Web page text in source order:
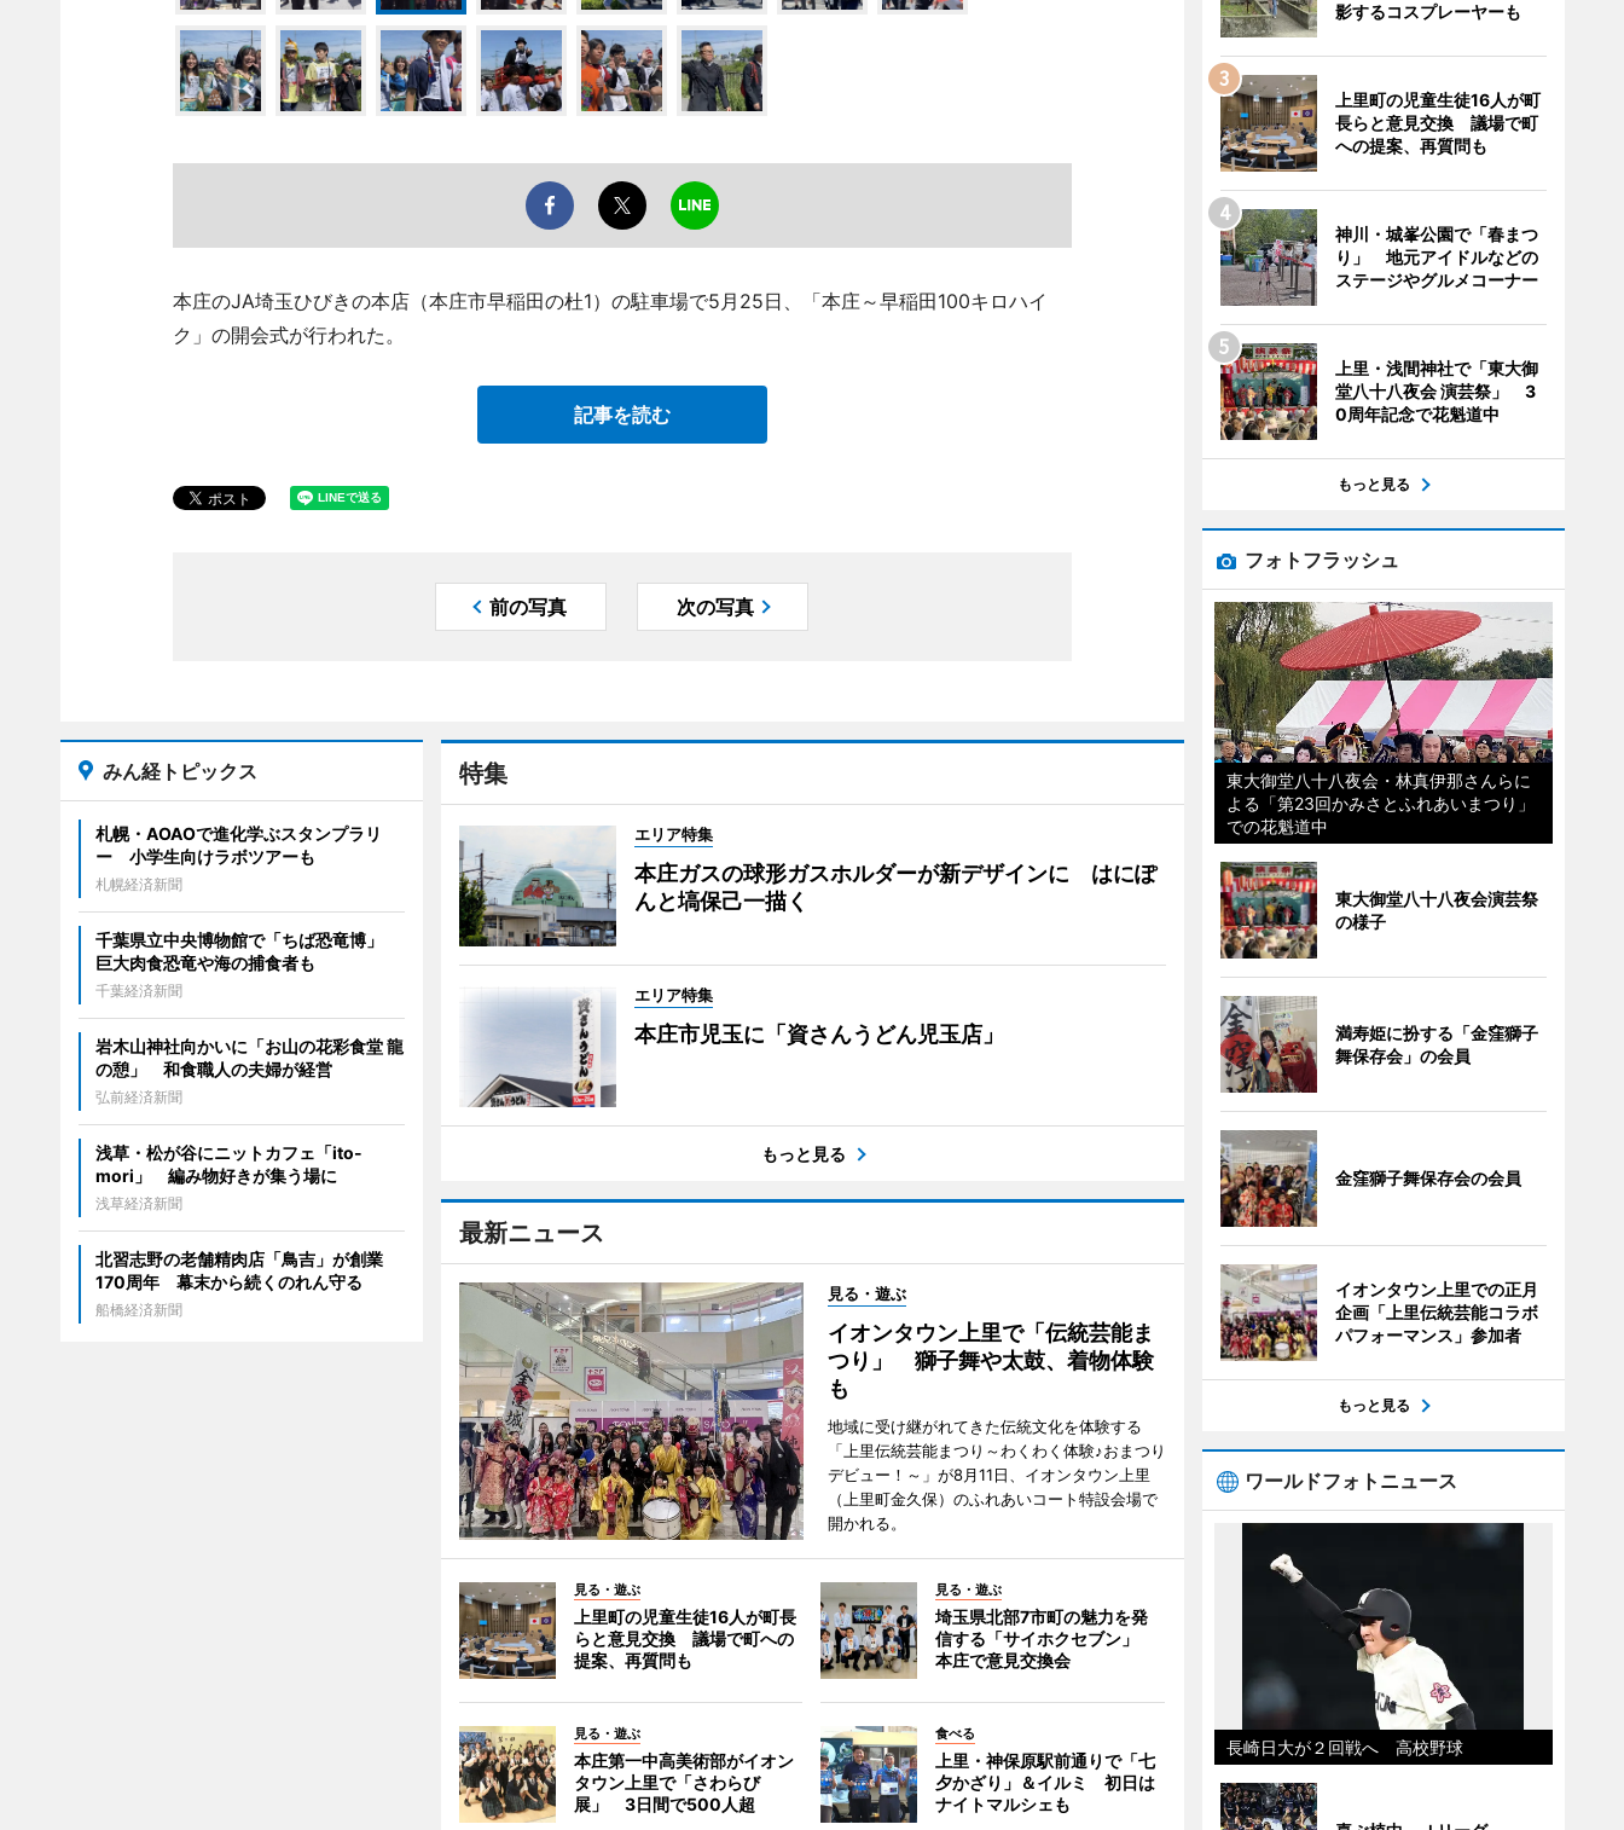
本庄のJA埼玉ひびきの本店（本庄市早稲田の杜1）の駐車場で5月25日、「本庄～早稲田100キロハイ
ク」の開会式が行われた。
記事を読む
前の写真 次の写真
特集
エリア特集
本庄ガスの球形ガスホルダーが新デザインに はにぽ
んと塙保己一描く
エリア特集
本庄市児玉に「資さんうどん児玉店」
もっと見る
最新ニュース
見る・遊ぶ
イオンタウン上里で「伝統芸能ま
つり」 獅子舞や太鼓、着物体験
も
地域に受け継がれてきた伝統文化を体験する
「上里伝統芸能まつり～わくわく体験♪おまつり
デビュー！～」が8月11日、イオンタウン上里
（上里町金久保）のふれあいコート特設会場で
開かれる。
見る・遊ぶ
上里町の児童生徒16人が町長
らと意見交換 議場で町への
提案、再質問も
見る・遊ぶ
埼玉県北部7市町の魅力を発
信する「サイホクセブン」
本庄で意見交換会
見る・遊ぶ
本庄第一中高美術部がイオン
タウン上里で「さわらび
展」 3日間で500人超
食べる
上里・神保原駅前通りで「七
夕かざり」＆イルミ 初日は
ナイトマルシェも
みん経トピックス
札幌・AOAOで進化学ぶスタンプラリ
ー 小学生向けラボツアーも
札幌経済新聞
千葉県立中央博物館で「ちば恐竜博」
巨大肉食恐竜や海の捕食者も
千葉経済新聞
岩木山神社向かいに「お山の花彩食堂 龍
の憩」 和食職人の夫婦が経営
弘前経済新聞
浅草・松が谷にニットカフェ「ito-
mori」 編み物好きが集う場に
浅草経済新聞
北習志野の老舗精肉店「鳥吉」が創業
170周年 幕末から続くのれん守る
船橋経済新聞
影するコスプレーヤーも
上里町の児童生徒16人が町
長らと意見交換 議場で町
への提案、再質問も
神川・城峯公園で「春まつ
り」 地元アイドルなどの
ステージやグルメコーナー
上里・浅間神社で「東大御
堂八十八夜会 演芸祭」 3
0周年記念で花魁道中
もっと見る
フォトフラッシュ
東大御堂八十八夜会・林真伊那さんらに
よる「第23回かみさとふれあいまつり」
での花魁道中
東大御堂八十八夜会演芸祭
の様子
満寿姫に扮する「金窪獅子
舞保存会」の会員
金窪獅子舞保存会の会員
イオンタウン上里での正月
企画「上里伝統芸能コラボ
パフォーマンス」参加者
もっと見る
ワールドフォトニュース
長崎日大が２回戦へ 高校野球